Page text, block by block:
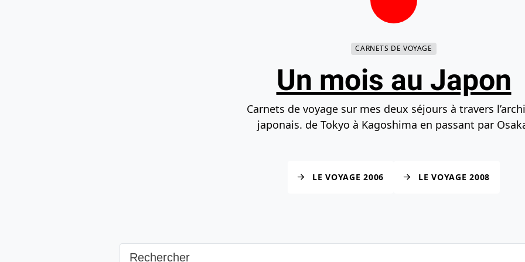
Accéder au bas de la page
CARNETS DE VOYAGE
Un mois au Japon
Carnets de voyage sur mes deux séjours à travers
japonais. de Tokyo à Kagoshima en passant par
LE VOYAGE 2006 LE VOYAGE 2008